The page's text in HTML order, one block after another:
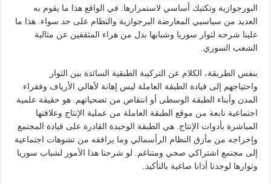
البورجوازية وتكتيك أساسي لاستمرارها. في الواقع هذا ما يقوم به
العديد من سياسيي المعارضة البرجوازية والنظام على حد سواء. هذا ما
علينا شرحه لثوار سوريا وشبابها بدل من هراء المثقفين عن مثالية
الشعب السوري.
بنفس الطريقة، الكلام عن التركيبة الطبقية السائدة بين الثوار
واحتياجهم إلى قيادة الطبقة العاملة ليس إهانة لأهالي الأرياف وفقراء
المدن وأبناء الطبقة الوسطى أو انتقاص من تضحياتهم. هو حقيقة علمية
اجتماعية نابعة من موقع الطبقة العاملة من عملية الإنتاج وعلاقتها
المباشرة بأدوات الإنتاج. هي الطبقة الوحيدة القادرة على قيادة المجتمع
وإخراجه من مأزق النظام الرأسمالي وما يرافقه من تشوهات اجتماعية
إلى مجتمع اشتراكي صحي ومتناغم. لو شرحنا هذا الأمور لشباب سوريا
وثوارها لوجدنا أذانا صاغية بالتأكيد.